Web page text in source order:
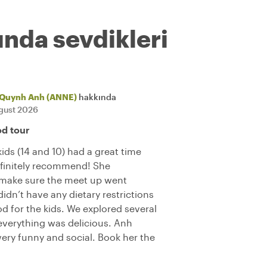
sevdikleri
Anh (ANNE) hakkında
2026
tour
(14 and 10) had a great time
recommend! She
sure the meet up went
have any dietary restrictions
for the kids. We explored several
was delicious. Anh
funny and social. Book her the